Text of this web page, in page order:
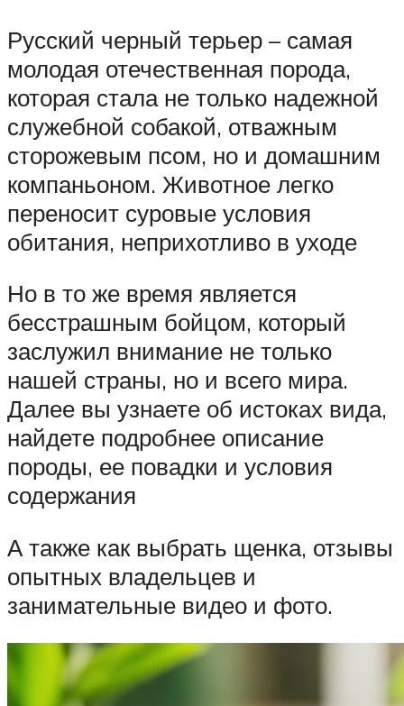
Русский черный терьер – самая
молодая отечественная порода,
которая стала не только надежной
служебной собакой, отважным
сторожевым псом, но и домашним
компаньоном. Животное легко
переносит суровые условия
обитания, неприхотливо в уходе
Но в то же время является
бесстрашным бойцом, который
заслужил внимание не только
нашей страны, но и всего мира.
Далее вы узнаете об истоках вида,
найдете подробнее описание
породы, ее повадки и условия
содержания
А также как выбрать щенка, отзывы
опытных владельцев и
занимательные видео и фото.